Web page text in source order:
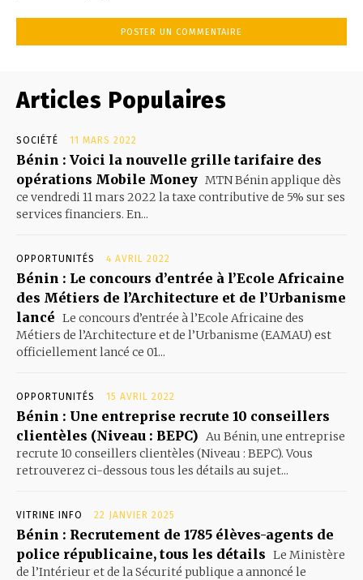
Articles Populaires
SOCIÉTÉ 11 MARS 2022
Bénin : Voici la nouvelle grille tarifaire des
opérations Mobile Money MTN Bénin applique dès
ce vendredi 11 mars 2022 la taxe contributive de 5% sur ses
services financiers. En...
OPPORTUNITÉS 4 AVRIL 2022
Bénin : Le concours d’entrée à l’Ecole Africaine
des Métiers de l’Architecture et de l’Urbanisme
lancé Le concours d’entrée à l’Ecole Africaine des
Métiers de l’Architecture et de l’Urbanisme (EAMAU) est
officiellement lancé ce 01...
OPPORTUNITÉS 15 AVRIL 2022
Bénin : Une entreprise recrute 10 conseillers
clientèles (Niveau : BEPC)
Au Bénin, une entreprise
recrute 10 conseillers clientèles (Niveau : BEPC). Vous
retrouverez ci-dessous tous les détails au sujet...
VITRINE INFO 22 JANVIER 2025
Bénin : Recrutement de 1785 élèves-agents de
police républicaine, tous les détails Le Ministère
de l’Intérieur et de la Sécurité publique a annoncé le